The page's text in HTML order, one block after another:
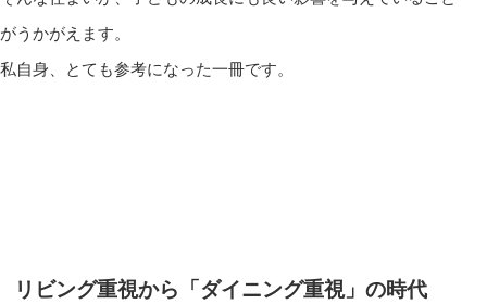
がうかがえます。
私自身、とても参考になった一冊です。
リビング重視から「ダイニング重視」の時代